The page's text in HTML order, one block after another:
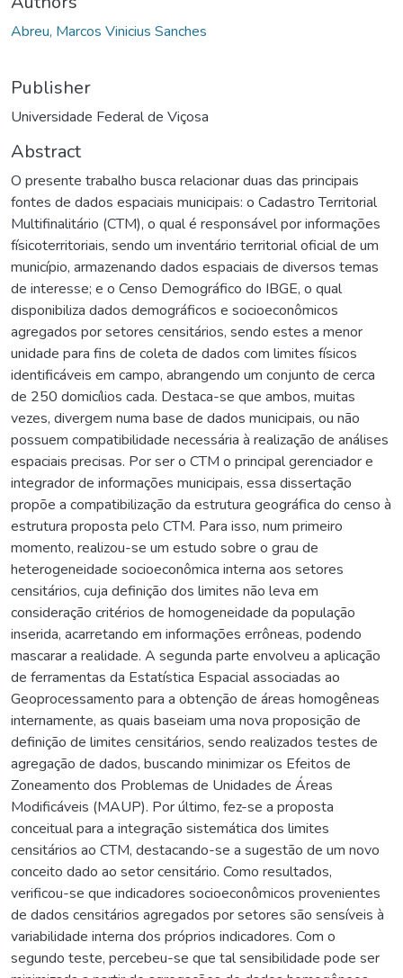
Abreu, Marcos Vinicius Sanches
Publisher
Universidade Federal de Viçosa
Abstract
O presente trabalho busca relacionar duas das principais
fontes de dados espaciais municipais: o Cadastro Territorial
Multifinalitário (CTM), o qual é responsável por informações
físicoterritoriais, sendo um inventário territorial oficial de um
município, armazenando dados espaciais de diversos temas
de interesse; e o Censo Demográfico do IBGE, o qual
disponibiliza dados demográficos e socioeconômicos
agregados por setores censitários, sendo estes a menor
unidade para fins de coleta de dados com limites físicos
identificáveis em campo, abrangendo um conjunto de cerca
de 250 domicílios cada. Destaca-se que ambos, muitas
vezes, divergem numa base de dados municipais, ou não
possuem compatibilidade necessária à realização de análises
espaciais precisas. Por ser o CTM o principal gerenciador e
integrador de informações municipais, essa dissertação
propõe a compatibilização da estrutura geográfica do censo à
estrutura proposta pelo CTM. Para isso, num primeiro
momento, realizou-se um estudo sobre o grau de
heterogeneidade socioeconômica interna aos setores
censitários, cuja definição dos limites não leva em
consideração critérios de homogeneidade da população
inserida, acarretando em informações errôneas, podendo
mascarar a realidade. A segunda parte envolveu a aplicação
de ferramentas da Estatística Espacial associadas ao
Geoprocessamento para a obtenção de áreas homogêneas
internamente, as quais baseiam uma nova proposição de
definição de limites censitários, sendo realizados testes de
agregação de dados, buscando minimizar os Efeitos de
Zoneamento dos Problemas de Unidades de Áreas
Modificáveis (MAUP). Por último, fez-se a proposta
conceitual para a integração sistemática dos limites
censitários ao CTM, destacando-se a sugestão de um novo
conceito dado ao setor censitário. Como resultados,
verificou-se que indicadores socioeconômicos provenientes
de dados censitários agregados por setores são sensíveis à
variabilidade interna dos próprios indicadores. Com o
segundo teste, percebeu-se que tal sensibilidade pode ser